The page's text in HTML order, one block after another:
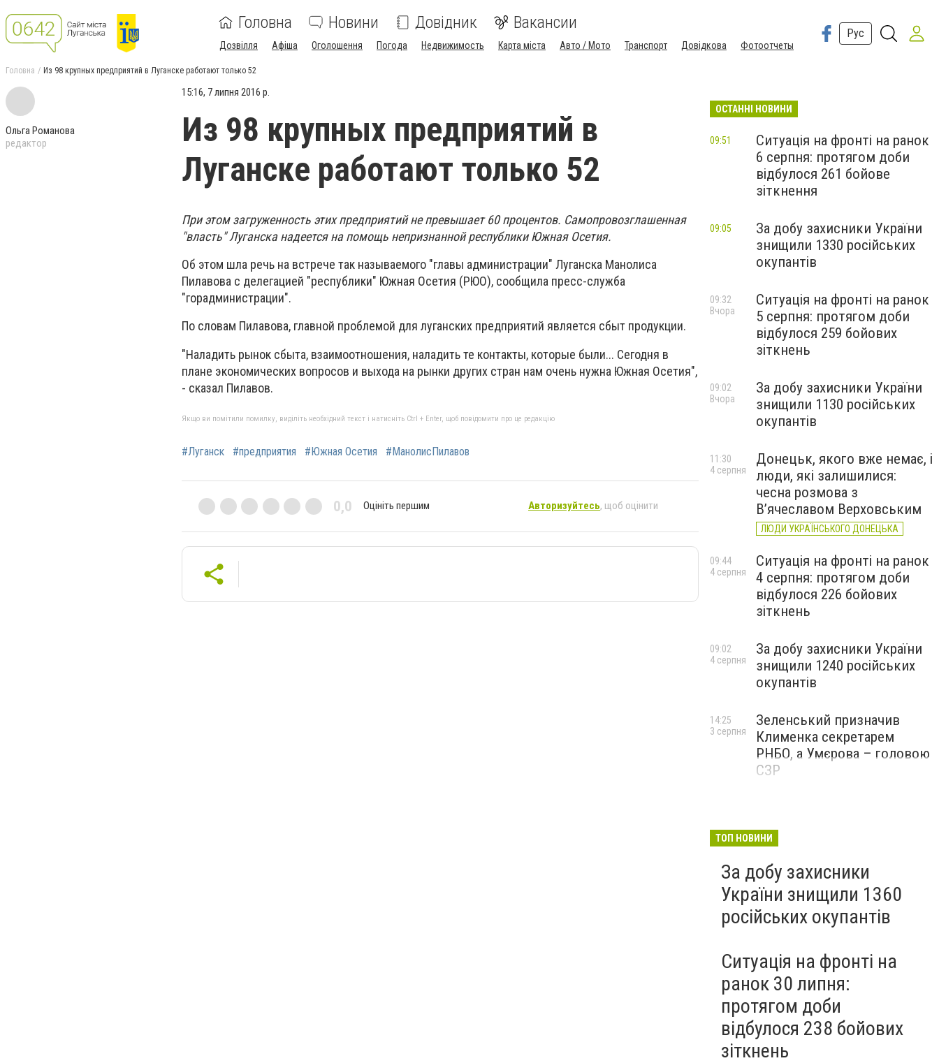
Головна Новини Довідник Вакансии
Дозвілля Афіша Оголошення Погода Недвижимость Карта міста Авто / Мото Транспорт Довідкова Фотоотчеты
Рус
Головна Из 98 крупных предприятий в Луганске работают только 52
Ольга Романова
редактор
15:16, 7 липня 2016 р.
Из 98 крупных предприятий в
Луганске работают только 52
При этом загруженность этих предприятий не превышает 60 процентов. Самопровозглашенная
"власть" Луганска надеется на помощь непризнанной республики Южная Осетия.
Об этом шла речь на встрече так называемого "главы администрации" Луганска Манолиса
Пилавова с делегацией "республики" Южная Осетия (РЮО), сообщила пресс-служба
"горадминистрации".
По словам Пилавова, главной проблемой для луганских предприятий является сбыт продукции.
"Наладить рынок сбыта, взаимоотношения, наладить те контакты, которые были... Сегодня в
плане экономических вопросов и выхода на рынки других стран нам очень нужна Южная Осетия",
- сказал Пилавов.
Якщо ви помітили помилку, виділіть необхідний текст і натисніть Ctrl + Enter, щоб повідомити про це редакцію
#Луганск #предприятия #Южная Осетия #МанолисПилавов
0,0 Оцініть першим Авторизуйтесь, щоб оцінити
ОСТАННІ НОВИНИ
Ситуація на фронті на ранок
6 серпня: протягом доби
відбулося 261 бойове
зіткнення
09:51
За добу захисники України
знищили 1330 російських
окупантів
09:05
Ситуація на фронті на ранок
5 серпня: протягом доби
відбулося 259 бойових
зіткнень
09:32
Вчора
За добу захисники України
знищили 1130 російських
окупантів
09:02
Вчора
Донецьк, якого вже немає, і
люди, які залишилися:
чесна розмова з
В’ячеславом Верховським
ЛЮДИ УКРАЇНСЬКОГО ДОНЕЦЬКА
11:30
4 серпня
Ситуація на фронті на ранок
4 серпня: протягом доби
відбулося 226 бойових
зіткнень
09:44
4 серпня
За добу захисники України
знищили 1240 російських
окупантів
09:02
4 серпня
Зеленський призначив
Клименка секретарем
РНБО, а Умєрова – головою
СЗР
14:25
3 серпня
ТОП НОВИНИ
За добу захисники
України знищили 1360
російських окупантів
Ситуація на фронті на
ранок 30 липня:
протягом доби
відбулося 238 бойових
зіткнень